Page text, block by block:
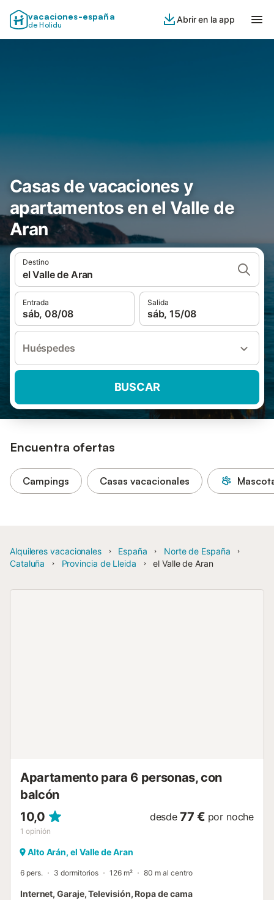
vacaciones-españa
de Holidu
Abrir en la app
Casas de vacaciones y
apartamentos en el Valle de
Aran
Destino
el Valle de Aran
Entrada
sáb, 08/08
Salida
sáb, 15/08
Huéspedes
BUSCAR
Encuentra ofertas
Campings Casas vacacionales
Alquileres vacacionales España
Norte de España
Cataluña
Provincia de Lleida el Valle de Aran
Apartamento para 6 personas, con
balcón
10,0
1 opinión
desde 77 € por noche
Alto Arán, el Valle de Aran
6 pers. 3 dormitorios 126 m² 80 m al centro
Internet, Garaje, Televisión, Ropa de cama